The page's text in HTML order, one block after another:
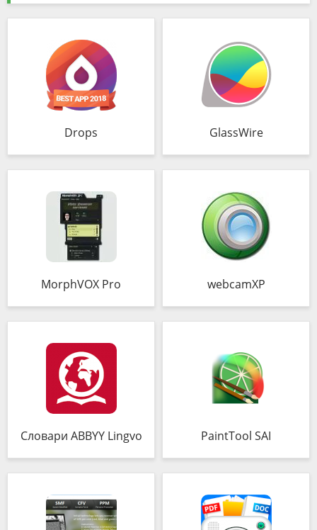
Drops GlassWire
MorphVOX Pro webcamXP
Словари ABBYY Lingvo PaintTool SAI